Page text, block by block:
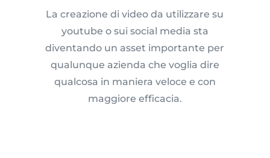
La creazione di video da utilizzare su
youtube o sui social media sta
diventando un asset importante per
qualunque azienda che voglia dire
qualcosa in maniera veloce e con
maggiore efficacia.